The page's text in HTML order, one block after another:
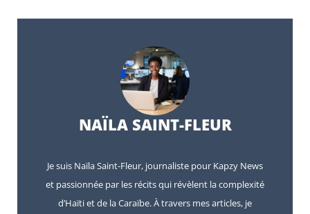
NAÏLA SAINT-FLEUR
Je suis Naïla Saint-Fleur, journaliste pour Kapzy News
et passionnée par les récits qui révèlent la complexité
d’Haïti et de la Caraïbe. À travers mes articles, je